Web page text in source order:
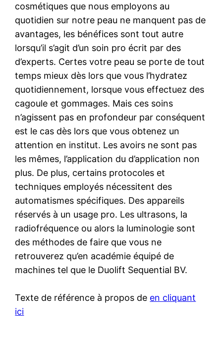
cosmétiques que nous employons au
quotidien sur notre peau ne manquent pas de
avantages, les bénéfices sont tout autre
lorsqu’il s’agit d’un soin pro écrit par des
d’experts. Certes votre peau se porte de tout
temps mieux dès lors que vous l’hydratez
quotidiennement, lorsque vous effectuez des
cagoule et gommages. Mais ces soins
n’agissent pas en profondeur par conséquent
est le cas dès lors que vous obtenez un
attention en institut. Les avoirs ne sont pas
les mêmes, l’application du d’application non
plus. De plus, certains protocoles et
techniques employés nécessitent des
automatismes spécifiques. Des appareils
réservés à un usage pro. Les ultrasons, la
radiofréquence ou alors la luminologie sont
des méthodes de faire que vous ne
retrouverez qu’en académie équipé de
machines tel que le Duolift Sequential BV.
Texte de référence à propos de en cliquant
ici